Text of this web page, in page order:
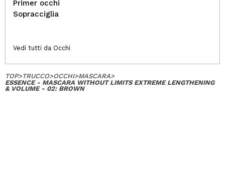
Primer occhi
Sopracciglia
Vedi tutti da Occhi
TOP>TRUCCO>OCCHI>MASCARA>
ESSENCE - MASCARA WITHOUT LIMITS EXTREME LENGTHENING
& VOLUME - 02: BROWN